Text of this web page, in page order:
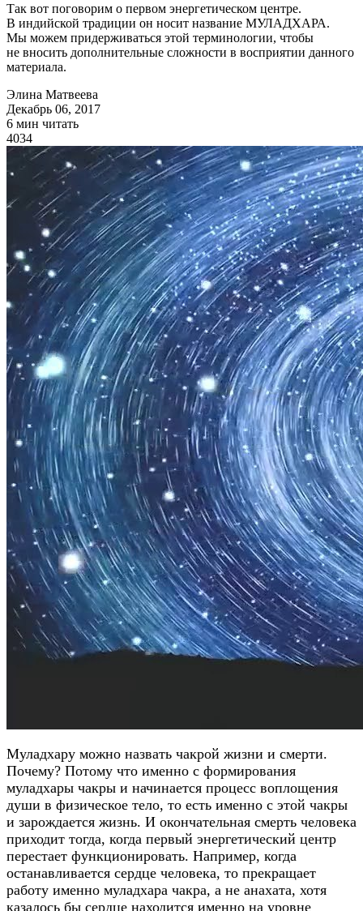
Так вот поговорим о первом энергетическом центре.
В индийской традиции он носит название МУЛАДХАРА.
Мы можем придерживаться этой терминологии, чтобы
не вносить дополнительные сложности в восприятии данного
материала.
Элина Матвеева
Декабрь 06, 2017
6 мин читать
4034
Муладхару можно назвать чакрой жизни и смерти.
Почему? Потому что именно с формирования
муладхары чакры и начинается процесс воплощения
души в физическое тело, то есть именно с этой чакры
и зарождается жизнь. И окончательная смерть человека
приходит тогда, когда первый энергетический центр
перестает функционировать. Например, когда
останавливается сердце человека, то прекращает
работу именно муладхара чакра, а не анахата, хотя
казалось бы сердце находится именно на уровне